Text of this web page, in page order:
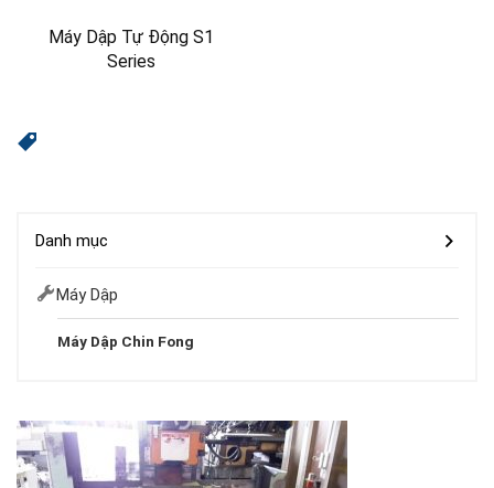
Máy Dập Tự Động S1
Series
Danh mục
Máy Dập
Máy Dập Chin Fong